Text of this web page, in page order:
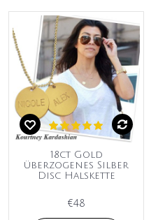
18ct Gold
überzogenes Silber
Disc Halskette
€48